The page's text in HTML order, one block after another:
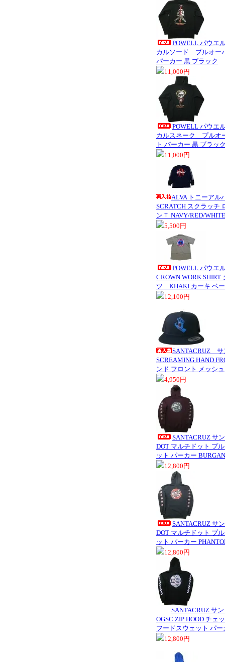
POWELL パウエ
カルソード プルオー
パーカー 黒 ブラック
11,000円
POWELL パウエ
カルスネーク プルオ
ト パーカー 黒 ブラッ
11,000円
ALVA トニーアル
SCRATCH スクラッチ
ンＴ NAVY/RED/
5,500円
POWELL パウエ
CROWN WORK
ツ KHAKI カーキ ベ
12,100円
SANTACRUZ サ
SCREAMING HAND
ンド フロント メッシ
4,950円
SANTACRUZ サ
DOT マルチドット プ
ット パーカー
12,800円
SANTACRUZ サ
DOT マルチドット プ
ット パーカー
12,800円
SANTACRUZ サ
OGSC ZIP HOOD チェ
フードスウェット パ
12,800円